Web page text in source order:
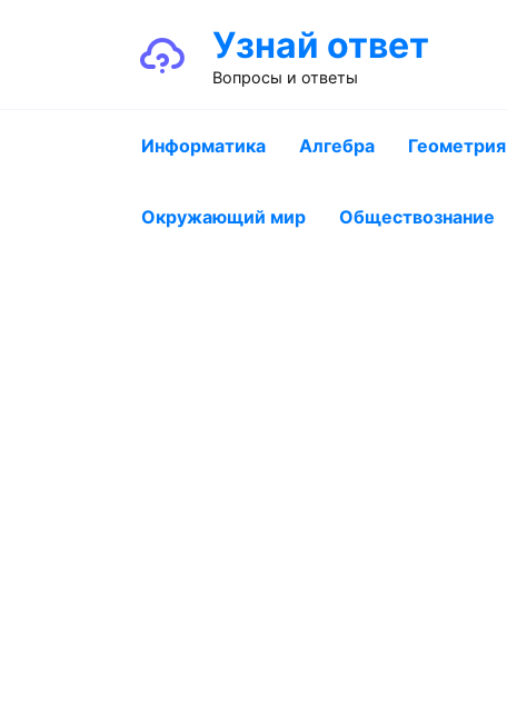
Узнай ответ
Вопросы и ответы
Информатика Алгебра Геометрия
Окружающий мир Обществознание